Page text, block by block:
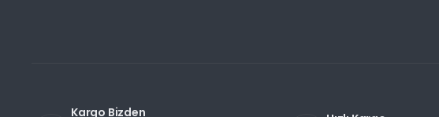
Kargo Bizden